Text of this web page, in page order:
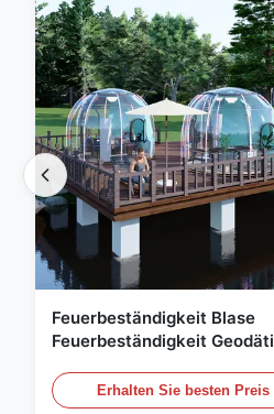
Feuerbeständigkeit Blase
Feuerbeständigkeit
Erhalten Sie besten Preis